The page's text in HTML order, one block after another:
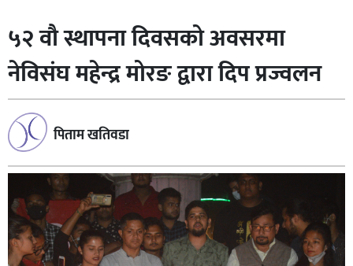
५२ वौ स्थापना दिवसको अवसरमा
नेविसंघ महेन्द्र मोरङ द्वारा दिप प्रज्वलन
पिताम खतिवडा